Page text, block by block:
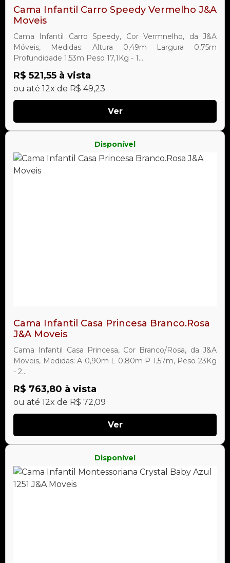
Cama Infantil Carro Speedy Vermelho J&A
Moveis
Cama Infantil Carro Speedy, Cor Vermnelho, da J&A
Móveis, Medidas: Altura 0,49m Largura 0,75m
Profundidade 1,53m Peso 17,1Kg - 1...
R$ 521,55 à vista
ou até 12x de R$ 49,23
Ver
Disponível
Cama Infantil Casa Princesa Branco.Rosa
J&A Moveis
Cama Infantil Casa Princesa, Cor Branco/Rosa, da J&A
Moveis, Medidas: A 0,90m L 0,80m P 1,57m, Peso 23Kg
- 2...
R$ 763,80 à vista
ou até 12x de R$ 72,09
Ver
Disponível